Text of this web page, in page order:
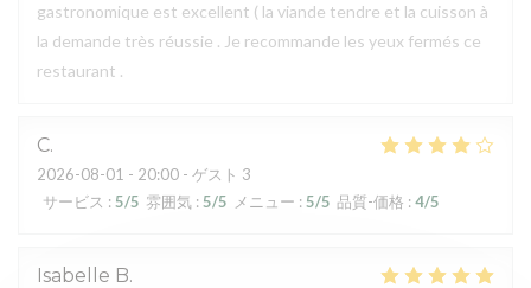
gastronomique est excellent ( la viande tendre et la cuisson à
la demande très réussie . Je recommande les yeux fermés ce
restaurant .
C
2026-08-01 - 20:00 - ゲスト 3
サービス : 5/5 雰囲気 : 5/5 メニュー : 5/5 品質-価格 : 4/5
Isabelle B